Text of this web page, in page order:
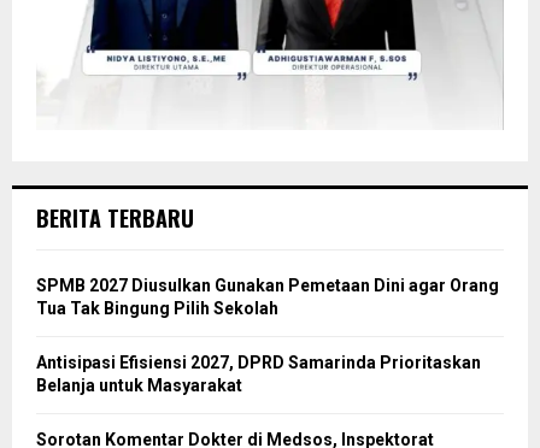
BERITA TERBARU
SPMB 2027 Diusulkan Gunakan Pemetaan Dini agar Orang
Tua Tak Bingung Pilih Sekolah
Antisipasi Efisiensi 2027, DPRD Samarinda Prioritaskan
Belanja untuk Masyarakat
Sorotan Komentar Dokter di Medsos, Inspektorat